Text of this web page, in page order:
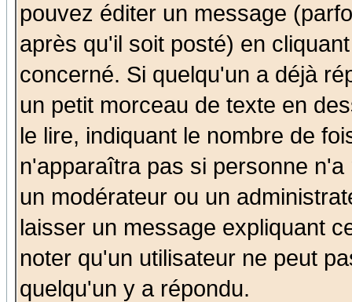
pouvez éditer un message
après qu'il soit posté) en
concerné. Si quelqu'un a déjà
un petit morceau de texte en
le lire, indiquant le nombre de
n'apparaîtra pas si personne
un modérateur ou un
laisser un message expliquant
noter qu'un utilisateur ne peut
quelqu'un y a répondu.